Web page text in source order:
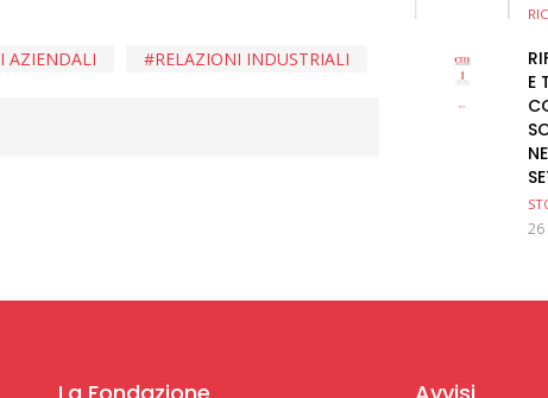
RELAZIONI INDUSTRIALI
AZIENDALI
E
26